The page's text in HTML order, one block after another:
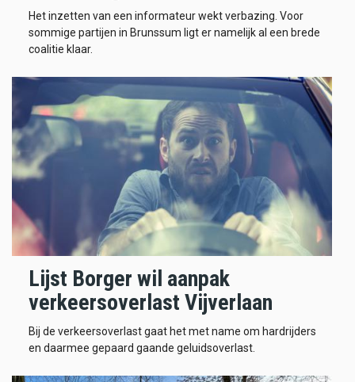
Het inzetten van een informateur wekt verbazing. Voor
sommige partijen in Brunssum ligt er namelijk al een brede
coalitie klaar.
Lijst Borger wil aanpak
verkeersoverlast Vijverlaan
Bij de verkeersoverlast gaat het met name om hardrijders
en daarmee gepaard gaande geluidsoverlast.